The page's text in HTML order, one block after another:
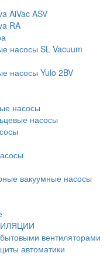
AiVac ASV
RA
насосы SL Vacuum
насосы Yulo 2BV
насосы
насосы
вакуумные насосы
вентиляторами
автоматики